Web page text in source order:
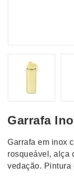
Garrafa
Garrafa em inox
rosqueável, alça
vedação. Pintura